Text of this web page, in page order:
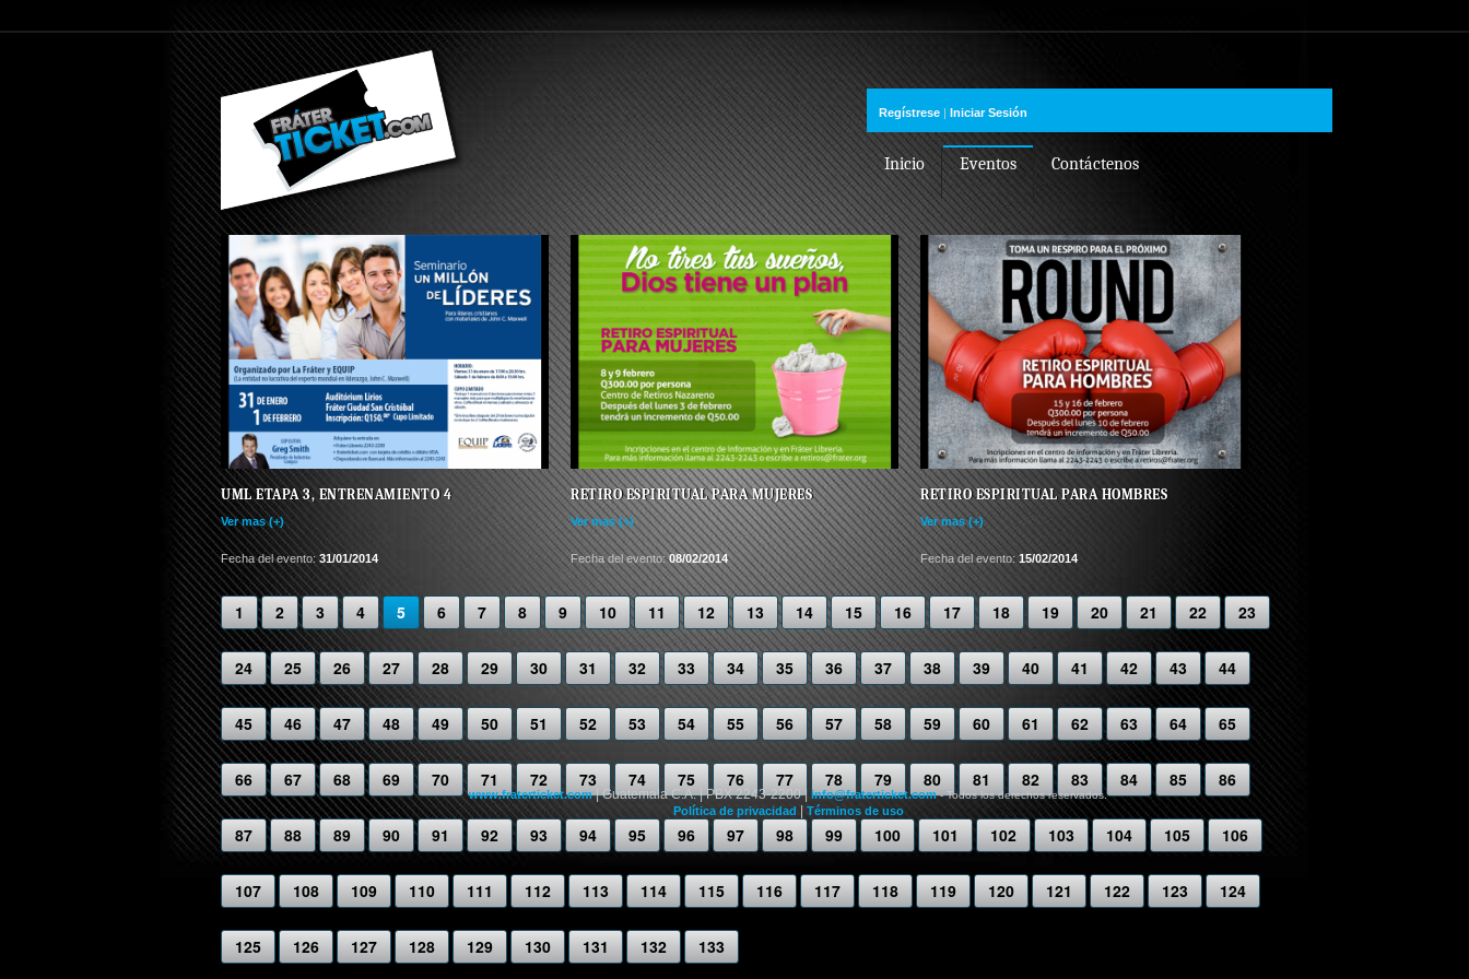
Regístrese | Iniciar Sesión
Inicio Eventos Contáctenos
UML ETAPA 3, ENTRENAMIENTO 4
Ver mas (+)
Fecha del evento:31/01/2014
RETIRO ESPIRITUAL PARA MUJERES
Ver mas (+)
Fecha del evento:08/02/2014
RETIRO ESPIRITUAL PARA HOMBRES
Ver mas (+)
Fecha del evento:15/02/2014
1 2 3 4 5 6 7 8 9 10 11 12 13 14 15 16 17 18 19 20 21 22 23
24 25 26 27 28 29 30 31 32 33 34 35 36 37 38 39 40 41 42 43 44
45 46 47 48 49 50 51 52 53 54 55 56 57 58 59 60 61 62 63 64 65
66 67 68 69 70 71 72 73 74 75 76 77 78 79 80 81 82 83 84 85 86
87 88 89 90 91 92 93 94 95 96 97 98 99 100 101 102 103 104 105 106
107 108 109 110 111 112 113 114 115 116 117 118 119 120 121 122 123 124
125 126 127 128 129 130 131 132 133
www.fraterticket.com | Guatemala C.A. | PBX 2243-2200 | info@fraterticket.com - Todos los derechos reservados.
Política de privacidad Términos de uso